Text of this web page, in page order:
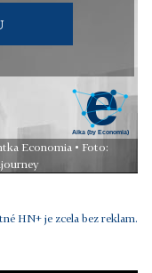
Economia • Foto:
HN+ je zcela bez reklam.